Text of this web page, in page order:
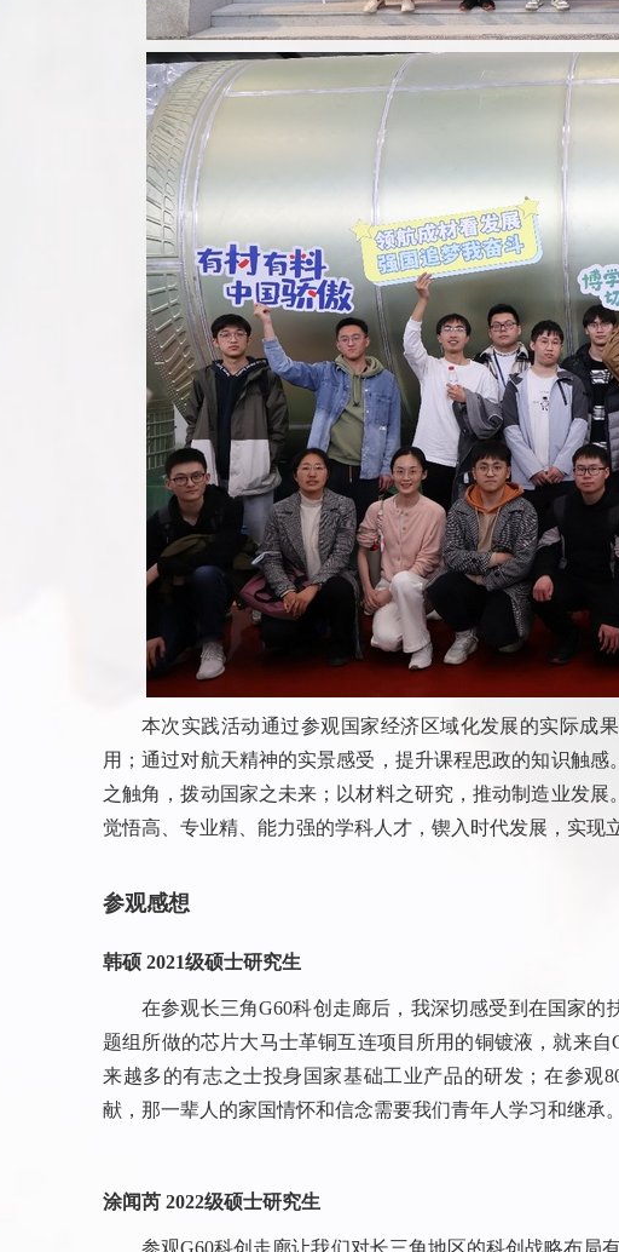
本次实践活动通过参观国家经济区域化发展的实际成
用；通过对航天精神的实景感受，提升课程思政的知识触
之触角，拨动国家之未来；以材料之研究，推动制造业发
觉悟高、专业精、能力强的学科人才，锲入时代发展，实现
参观感想
韩硕 2021级硕士研究生
在参观长三角G60科创走廊后，我深切感受到在国家的
题组所做的芯片大马士革铜互连项目所用的铜镀液，就来自
来越多的有志之士投身国家基础工业产品的研发；在参观
献，那一辈人的家国情怀和信念需要我们青年人学习和继承。
涂闻芮 2022级硕士研究生